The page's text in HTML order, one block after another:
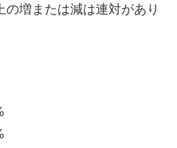
増または減は連対があり